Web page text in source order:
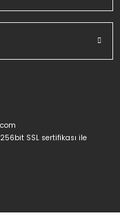
SSL sertifikası ile